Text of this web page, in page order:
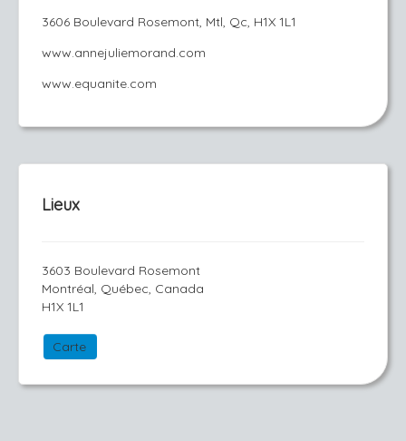
3606 Boulevard Rosemont, Mtl, Qc, H1X 1L1
www.annejuliemorand.com
www.equanite.com
Lieux
3603 Boulevard Rosemont
Montréal, Québec, Canada
H1X 1L1
Carte